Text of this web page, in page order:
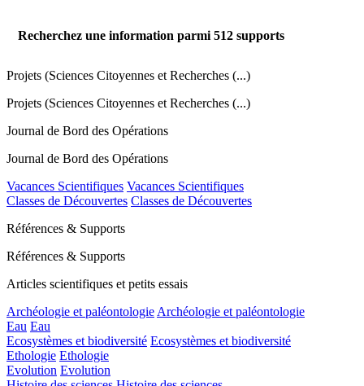
Recherchez une information parmi 512 supports
Projets (Sciences Citoyennes et Recherches (...)
Projets (Sciences Citoyennes et Recherches (...)
Journal de Bord des Opérations
Journal de Bord des Opérations
Vacances Scientifiques Vacances Scientifiques
Classes de Découvertes Classes de Découvertes
Références & Supports
Références & Supports
Articles scientifiques et petits essais
Archéologie et paléontologie Archéologie et paléontologie
Eau Eau
Ecosystèmes et biodiversité Ecosystèmes et biodiversité
Ethologie Ethologie
Evolution Evolution